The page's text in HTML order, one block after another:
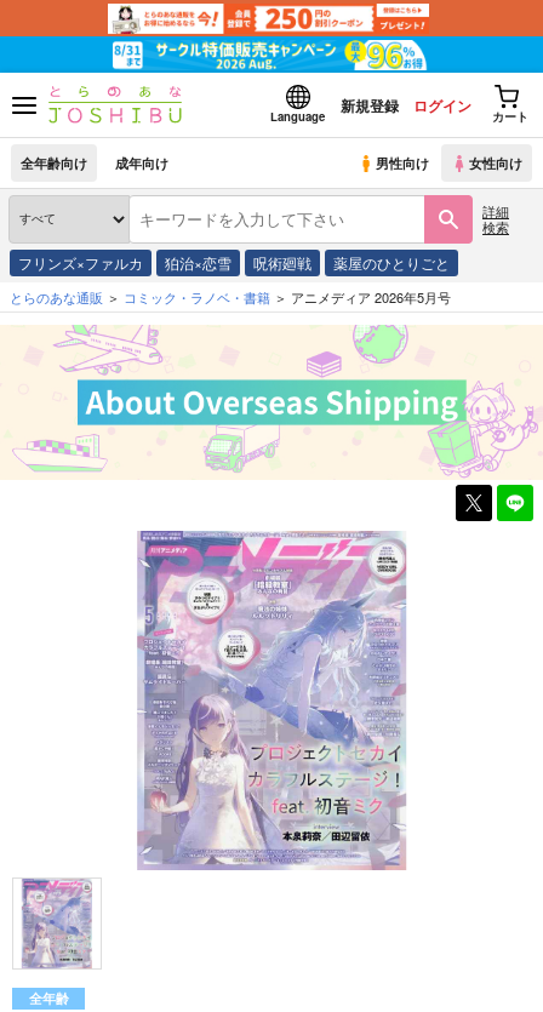
Language
新規登録 ログイン
カート
全年齢向け 成年向け 男性向け 女性向け
詳細
検索
フリンズ×ファルカ 狛治×恋雪 呪術廻戦 薬屋のひとりごと
とらのあな通販 コミック・ラノベ・書籍 アニメディア 2026年5月号
全年齢